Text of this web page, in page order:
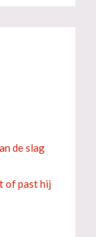
de slag
of past hij